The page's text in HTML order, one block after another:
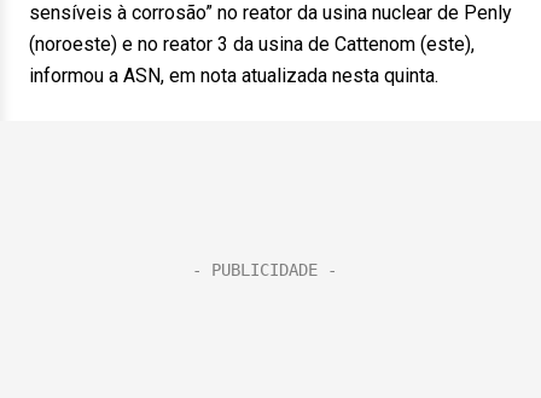
sensíveis à corrosão” no reator da usina nuclear de Penly
(noroeste) e no reator 3 da usina de Cattenom (este),
informou a ASN, em nota atualizada nesta quinta.